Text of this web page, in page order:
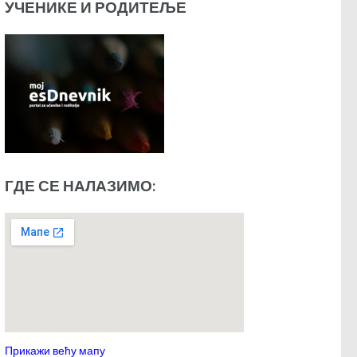
УЧЕНИКЕ И РОДИТЕЉЕ
ГДЕ СЕ НАЛАЗИМО:
Прикажи већу мапу